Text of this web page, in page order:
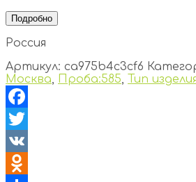
Подробно
Россия
Артикул: ca975b4c3cf6
Москва, Проба:585, Тип
Facebook
Twitter
VK